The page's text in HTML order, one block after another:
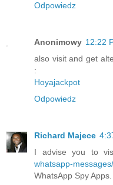
Odpowiedz
Anonimowy 12:22
also visit and get
:
Hoyajackpot
Odpowiedz
Richard Majece
I advise you to
whatsapp-messages/
WhatsApp Spy